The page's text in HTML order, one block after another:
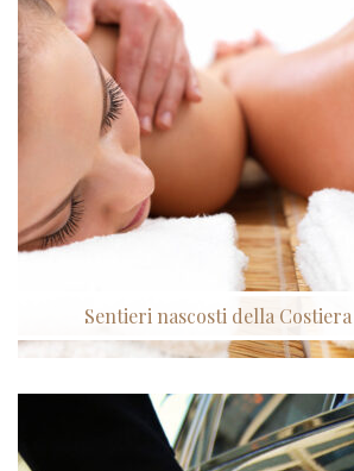
Sentieri nascosti della